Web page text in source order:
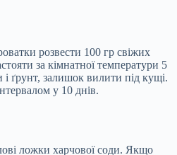
розвести 100 гр свіжих
за кімнатної температури 5
ґрунт, залишок вилити під кущі.
у 10 днів.
ложки харчової соди. Якщо